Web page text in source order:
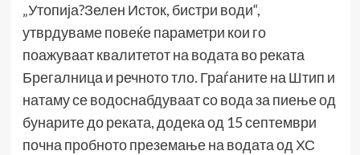
„Утопија?Зелен Исток, бистри води“,
утврдуваме повеќе параметри кои го
поажуваат квалитетот на водата во реката
Брегалница и речното тло. Граѓаните на Штип и
натаму се водоснабдуваат со вода за пиење од
бунарите до реката, додека од 15 септември
почна пробното преземање на водата од ХС